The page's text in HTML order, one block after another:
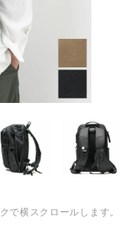
で横スクロールします。